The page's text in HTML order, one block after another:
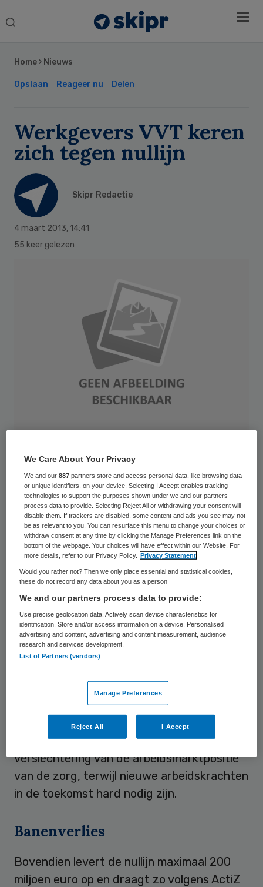
Search
Home › Nieuws
Opslaan Reageer nu Delen
Werkgevers VVT keren
zich tegen nullijn
Skipr Redactie
4 maart 2013, 14:41
55 keer gelezen
of time with my pigs.
Brancheorganisatie ActiZ keert zich tegen
het voornemen van het kabinet om
werknemers in de zorg gedurende twee tot
drie jaar op de nullijn te zetten. “Het
kabinet stuurt ons met lege handen naar de
onderhandelingstafel met de vakbonden”,
reageert directeur Aad Koster. “We krijgen
te maken met een enorm verlies aan
werkgelegenheid én een nullijn!”
is het onredelijk om de
medewerkers van de zorg op te zadelen
met de rekening van de crisis. Daarbij
betekent de invoering van een nullijn een
verslechtering van de arbeidsmarktpositie
van de zorg, terwijl nieuwe arbeidskrachten
in de toekomst hard nodig zijn.
Banenverlies
Bovendien levert de nullijn maximaal 200
miljoen euro op en draagt zo volgens ActiZ
Sidebar
We Care About Your Privacy
We and our887 partners store and access personal data, like browsing data
or unique identifiers, on your device. Selecting I Accept enables tracking
technologies to support the purposes shown under we and our partners
process data to provide. Selecting Reject All or withdrawing your consent will
disable them. If trackers are disabled, some content and ads you see may not
be as relevant to you. You can resurface this menu to change your choices or
withdraw consent at any time by clicking the Manage Preferences link on the
bottom of the webpage. Your choices will have effect within our Website. For
more details, refer to our Privacy Policy.
Privacy Statement
Would you rather not? Then we only place essential and statistical cookies,
these do not record any data about you as a person
We and our partners process data to provide:
Use precise geolocation data. Actively scan device characteristics for
identification. Store and/or access information on a device. Personalised
advertising and content, advertising and content measurement, audience
research and services development.
List of Partners (vendors)
Manage Preferences
Reject All I Accept